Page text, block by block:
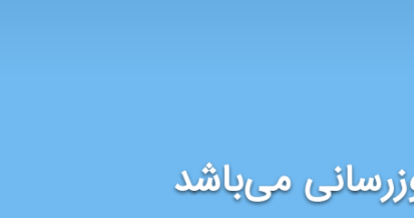
می‌باشد